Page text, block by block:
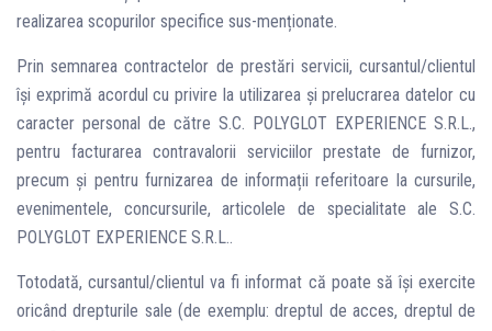
realizarea scopurilor specifice sus-menționate.
Prin semnarea contractelor de prestări servicii, cursantul/clientul
își exprimă acordul cu privire la utilizarea și prelucrarea datelor cu
caracter personal de către S.C. POLYGLOT EXPERIENCE S.R.L.,
pentru facturarea contravalorii serviciilor prestate de furnizor,
precum și pentru furnizarea de informații referitoare la cursurile,
evenimentele, concursurile, articolele de specialitate ale S.C.
POLYGLOT EXPERIENCE S.R.L..
Totodată, cursantul/clientul va fi informat că poate să își exercite
oricând drepturile sale (de exemplu: dreptul de acces, dreptul de